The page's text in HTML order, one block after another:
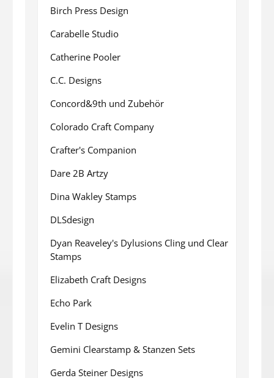
Birch Press Design
Carabelle Studio
Catherine Pooler
C.C. Designs
Concord&9th und Zubehör
Colorado Craft Company
Crafter's Companion
Dare 2B Artzy
Dina Wakley Stamps
DLSdesign
Dyan Reaveley's Dylusions Cling und Clear
Stamps
Elizabeth Craft Designs
Echo Park
Evelin T Designs
Gemini Clearstamp & Stanzen Sets
Gerda Steiner Designs